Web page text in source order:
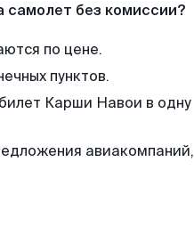
самолет без комиссии?
по цене.
пунктов.
Карши Навои в одну
авиакомпаний,